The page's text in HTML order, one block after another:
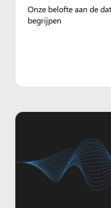
Onze belofte aan de
begrijpen